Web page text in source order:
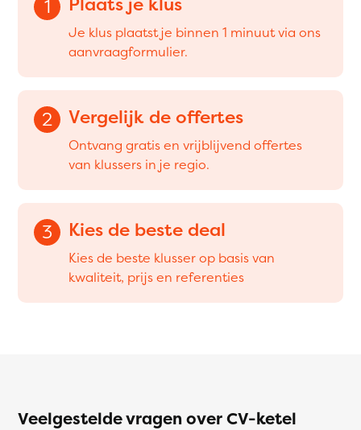
1
Je klus plaatst je binnen 1 minuut via ons
aanvraagformulier.
2 Vergelijk de offertes
Ontvang gratis en vrijblijvend offertes
van klussers in je regio.
3 Kies de beste deal
Kies de beste klusser op basis van
kwaliteit, prijs en referenties
Veelgestelde vragen over CV-ketel